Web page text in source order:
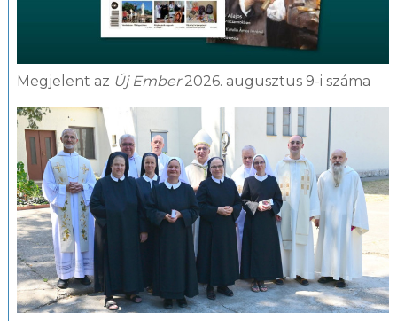
Megjelent az Új Ember2026. augusztus 9-i száma